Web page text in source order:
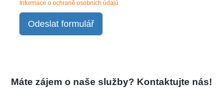
Informace o ochraně osobních údajů
Odeslat formulář
Máte zájem o naše služby? Kontaktujte nás!